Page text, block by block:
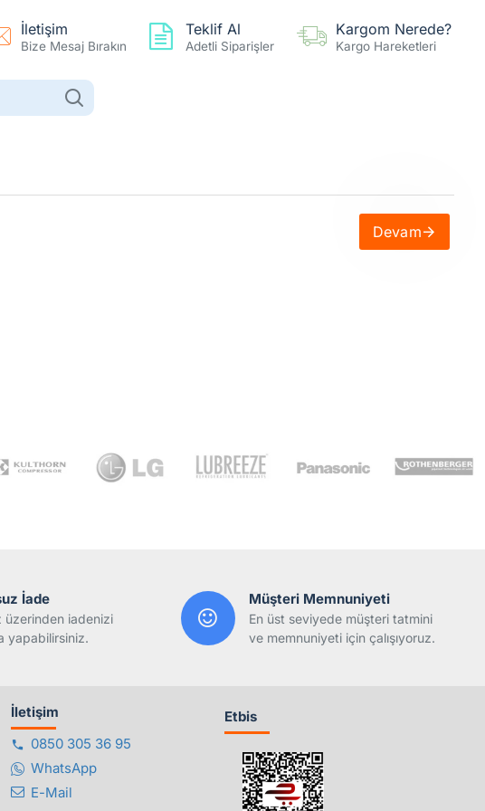
İletişim
Bize Mesaj Bırakın
Teklif Al
Adetli Siparişler
Kargom Nerede?
Kargo Hareketleri
Devam
İade
üzerinden iadenizi
yapabilirsiniz.
Müşteri Memnuniyeti
En üst seviyede müşteri tatmini
ve memnuniyeti için çalışıyoruz.
İletişim
0850 305 36 95
WhatsApp
E-Mail
Etbis